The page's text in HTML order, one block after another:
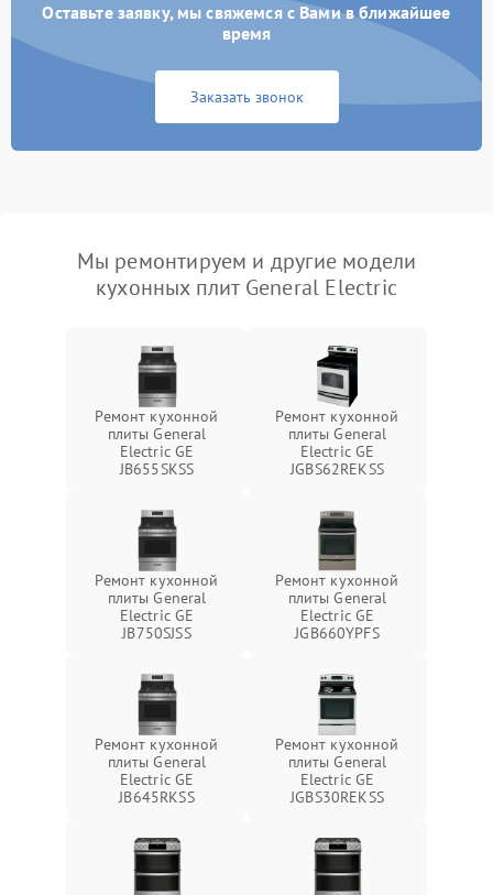
Оставьте заявку, мы свяжемся с Вами в ближайшее
время
Заказать звонок
Мы ремонтируем и другие модели
кухонных плит General Electric
Ремонт кухонной
плиты General
Electric GE
JB655SKSS
Ремонт кухонной
плиты General
Electric GE
JGBS62REKSS
Ремонт кухонной
плиты General
Electric GE
JB750SJSS
Ремонт кухонной
плиты General
Electric GE
JGB660YPFS
Ремонт кухонной
плиты General
Electric GE
JB645RKSS
Ремонт кухонной
плиты General
Electric GE
JGBS30REKSS